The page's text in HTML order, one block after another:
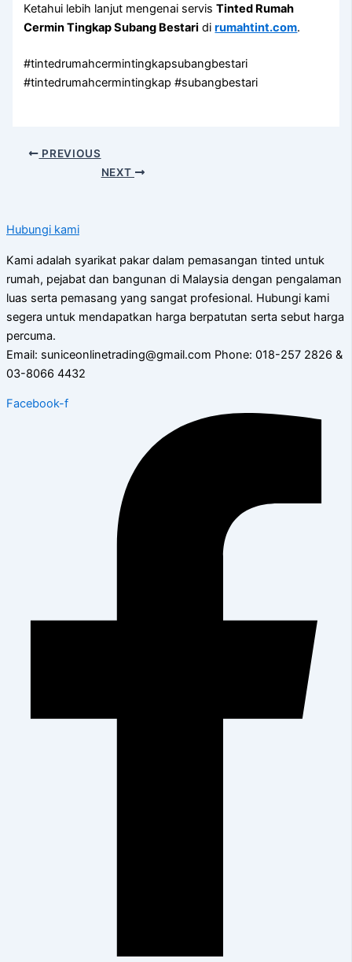
Ketahui lebih lanjut mengenai servisTinted Rumah
Cermin Tingkap Subang Bestari dirumahtint.com.
#tintedrumahcermintingkapsubangbestari
#tintedrumahcermintingkap #subangbestari
PREVIOUS
NEXT
Hubungi kami
Kami adalah syarikat pakar dalam pemasangan tinted untuk
rumah, pejabat dan bangunan di Malaysia dengan pengalaman
luas serta pemasang yang sangat profesional. Hubungi kami
segera untuk mendapatkan harga berpatutan serta sebut harga
percuma.
Email: suniceonlinetrading@gmail.com Phone: 018-257 2826 &
03-8066 4432
Facebook-f